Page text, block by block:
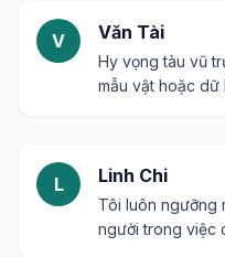
V Văn Tài
Hy vọng tàu vũ
mẫu vật hoặc dữ
L Linh Chi
Tôi luôn ngưỡng
người trong việc